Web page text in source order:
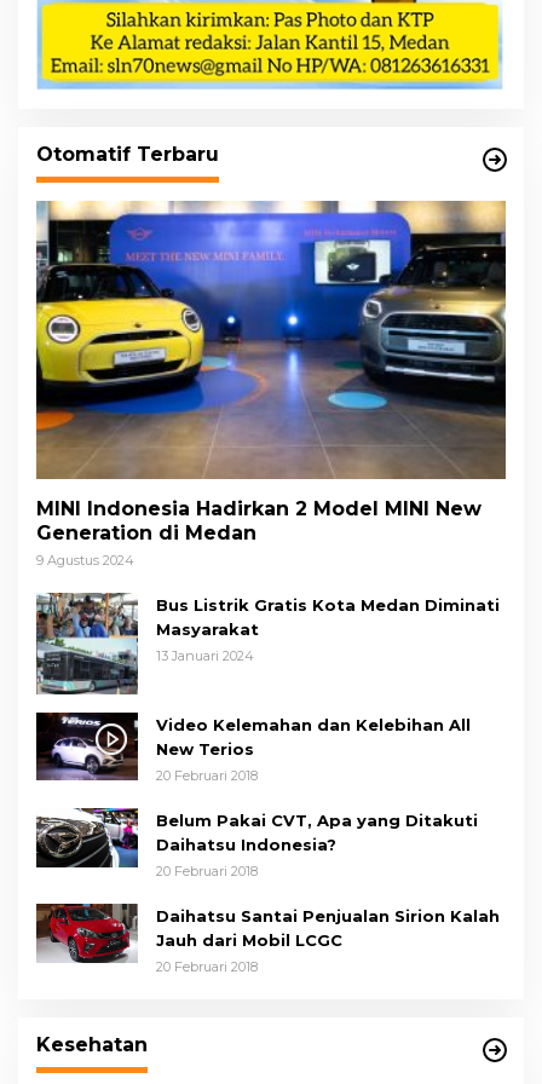
Otomatif Terbaru
MINI Indonesia Hadirkan 2 Model MINI New
Generation di Medan
9 Agustus 2024
Bus Listrik Gratis Kota Medan Diminati
Masyarakat
13 Januari 2024
Video Kelemahan dan Kelebihan All
New Terios
20 Februari 2018
Belum Pakai CVT, Apa yang Ditakuti
Daihatsu Indonesia?
20 Februari 2018
Daihatsu Santai Penjualan Sirion Kalah
Jauh dari Mobil LCGC
20 Februari 2018
Kesehatan